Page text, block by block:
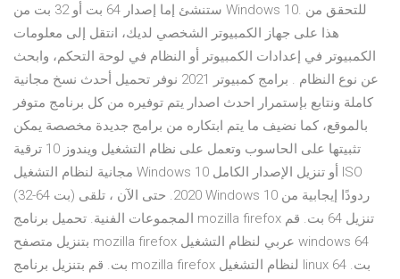
ستنشئ إما إصدار 64 بت أو 32 بت من Windows 10. للتحقق من
هذا على جهاز الكمبيوتر الشخصي لديك، انتقل إلى معلومات
الكمبيوتر في إعدادات الكمبيوتر أو النظام في لوحة التحكم، وابحث
عن نوع النظام . برامج كمبيوتر 2021 نوفر تحميل أحدث نسخ مجانية
كاملة ونتابع بإستمرار احدث اصدار يتم توفيره من كل برنامج متوفر
بالموقع، كما نضيف ما يتم ابتكاره من برامج جديدة مخصصة يمكن
تثبيتها على الحاسوب وتعمل على نظام التشغيل ويندوز 10 ترقية
مجانية لنظام التشغيل Windows 10 أو تنزيل الإصدار الكامل ISO
(32-64 بت) 2020. حتى الآن ، تلقى Windows 10 ردودًا إيجابية من
المجموعات الفنية. تحميل برنامج mozilla firefox تنزيل 64 بت. قم
بتنزيل متصفح mozilla firefox عربي لنظام التشغيل windows 64
بت. قم بتنزيل برنامج mozilla firefox لنظام التشغيل linux 64 بت.